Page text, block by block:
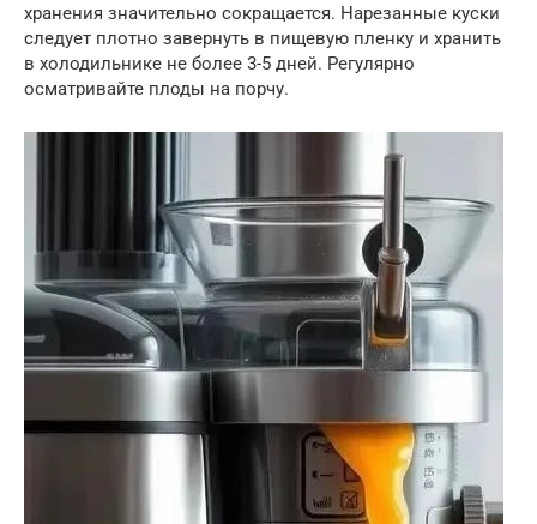
хранения значительно сокращается. Нарезанные куски
следует плотно завернуть в пищевую пленку и хранить
в холодильнике не более 3-5 дней. Регулярно
осматривайте плоды на порчу.